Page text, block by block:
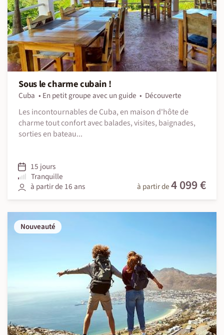
Sous le charme cubain !
Cuba En petit groupe avec un guide
Découverte
Les incontournables de Cuba, en maison d'hôte de
charme tout confort avec balades, visites, baignades,
sorties en bateau...
15 jours
Tranquille
à partir de 16 ans
à partir de4 099 €
Nouveauté